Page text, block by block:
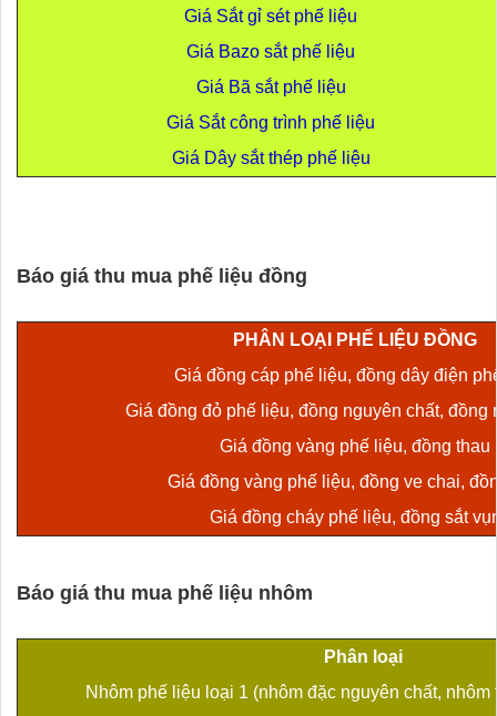
Giá Sắt gỉ sét phế liệu
Giá Bazo sắt phế liệu
Giá Bã sắt phế liệu
Giá Sắt công trình phế liệu
Giá Dây sắt thép phế liệu
Báo giá thu mua phế liệu đồng
PHÂN LOẠI PHẾ LIỆU ĐỒNG
Giá đồng cáp phế liệu, đồng dây điện
Giá đồng đỏ phế liệu, đồng nguyên chất, đồng
Giá đồng vàng phế liệu, đồng thau
Giá đồng vàng phế liệu, đồng ve chai,
Giá đồng cháy phế liệu, đồng sắt
Báo giá thu mua phế liệu nhôm
Phân loại
Nhôm phế liệu loại 1 (nhôm đặc nguyên chất, nhôm